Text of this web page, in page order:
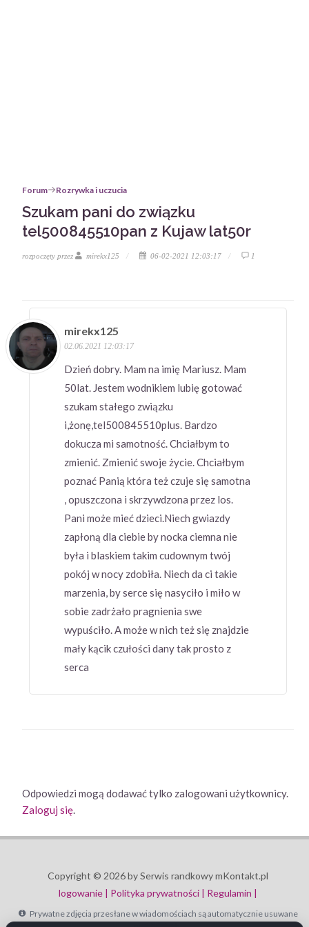
Forum Rozrywka i uczucia
Szukam pani do związku
tel500845510pan z Kujaw lat50r
rozpoczęty przez mirekx125 06-02-2021 12:03:17 1
mirekx125
02.06.2021 12:03:17
Dzień dobry. Mam na imię Mariusz. Mam
50lat. Jestem wodnikiem lubię gotować
szukam stałego związku
i,żonę,tel500845510plus. Bardzo
dokucza mi samotność. Chciałbym to
zmienić. Zmienić swoje życie. Chciałbym
poznać Panią która też czuje się samotna
, opuszczona i skrzywdzona przez los.
Pani może mieć dzieci.Niech gwiazdy
zapłoną dla ciebie by nocka ciemna nie
była i blaskiem takim cudownym twój
pokój w nocy zdobiła. Niech da ci takie
marzenia, by serce się nasyciło i miło w
sobie zadrżało pragnienia swe
wypuściło. A może w nich też się znajdzie
mały kącik czułości dany tak prosto z
serca
Odpowiedzi mogą dodawać tylko zalogowani użytkownicy.
Zaloguj się.
Copyright © 2026 by Serwis randkowy mKontakt.pl
logowanie | Polityka prywatności | Regulamin |
Prywatne zdjęcia przesłane w wiadomościach są automatycznie usuwane